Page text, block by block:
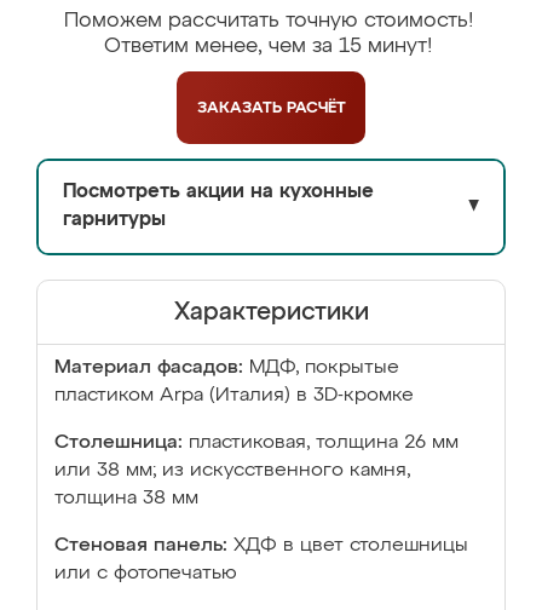
Поможем рассчитать точную стоимость!
Ответим менее, чем за 15 минут!
ЗАКАЗАТЬ РАСЧЁТ
Посмотреть акции на кухонные
гарнитуры
▼
Характеристики
Материал фасадов: МДФ, покрытые
пластиком Arpa (Италия) в 3D-кромке
Столешница: пластиковая, толщина 26 мм
или 38 мм; из искусственного камня,
толщина 38 мм
Стеновая панель: ХДФ в цвет столешницы
или с фотопечатью